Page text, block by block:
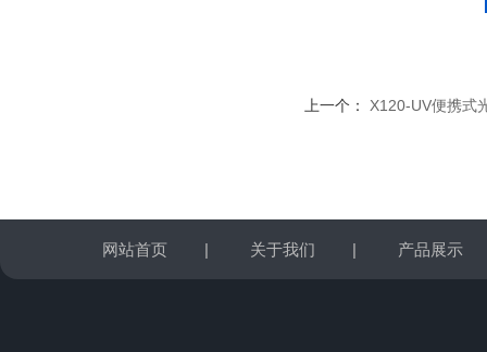
上一个： X120-UV便携式
网站首页 | 关于我们 | 产品展示